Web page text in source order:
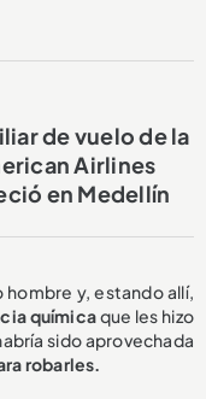
de vuelo de la
Airlines
en Medellín
y, estando allí,
químicaque les hizo
sido aprovechada
robarles.